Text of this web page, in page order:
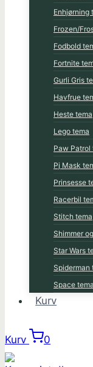
Enhjørning
Frozen/
Fodbold
Fortnite
Gurli Gris
Havfrue
Heste tema
Lego tema
Paw Patrol
Pj Mask
Prinsesse
Racerbil
Stitch tema
Shimmer
Star Wars
Spiderman
Space tema
Kurv
Kurv 0